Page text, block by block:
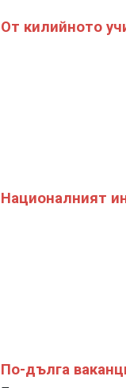
От килийното
Националният
По-дълга